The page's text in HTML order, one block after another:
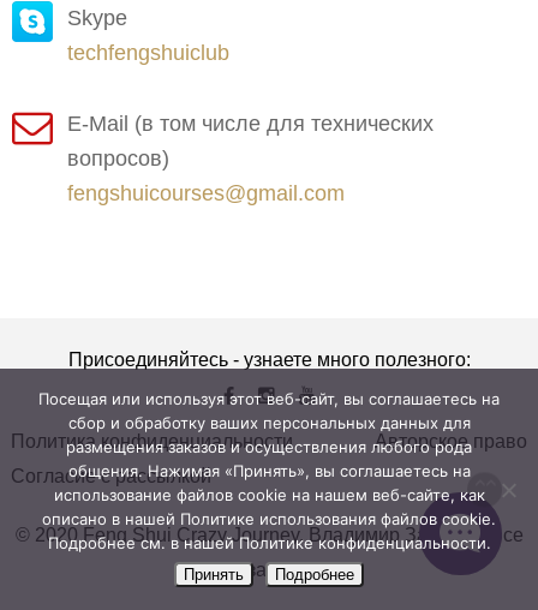
Skype
techfengshuiclub
E-Mail (в том числе для технических
вопросов)
fengshuicourses@gmail.com
Присоединяйтесь - узнаете много полезного:
Политика конфиденциальности
Авторское право
Согласие с рассылкой
© 2020 Feng Shui Crazy Journey. Владимир Захаров. Все
права защищены.
Посещая или используя этот веб-сайт, вы соглашаетесь на
сбор и обработку ваших персональных данных для
размещения заказов и осуществления любого рода
общения. Нажимая «Принять», вы соглашаетесь на
использование файлов cookie на нашем веб-сайте, как
описано в нашей Политике использования файлов cookie.
Подробнее см. в нашей Политике конфиденциальности.
Принять Подробнее